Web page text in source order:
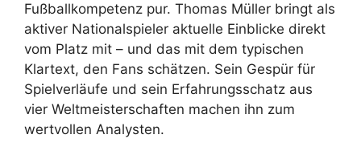
Fußballkompetenz pur. Thomas Müller bringt als
aktiver Nationalspieler aktuelle Einblicke direkt
vom Platz mit – und das mit dem typischen
Klartext, den Fans schätzen. Sein Gespür für
Spielverläufe und sein Erfahrungsschatz aus
vier Weltmeisterschaften machen ihn zum
wertvollen Analysten.